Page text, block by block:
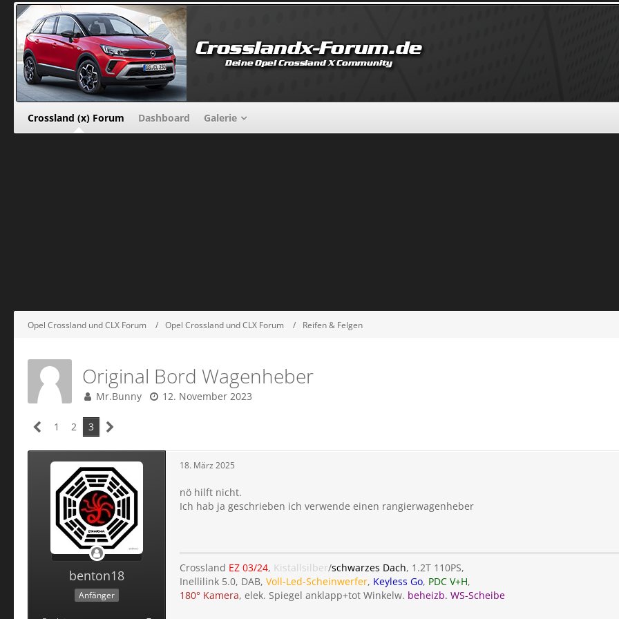
Crossland (x) Forum Dashboard Galerie
Opel Crossland und CLX Forum Opel Crossland und CLX Forum Reifen & Felgen
Original Bord Wagenheber
Mr.Bunny 12. November 2023
1 2 3
benton18
Anfänger
18. März 2025
nö hilft nicht.
Ich hab ja geschrieben ich verwende einen rangierwagenheber
Crossland EZ 03/24, Kistallsilber/schwarzes Dach, 1.2T 110PS,
Inellilink 5.0, DAB, Voll-Led-Scheinwerfer, Keyless Go, PDC V+H,
180° Kamera, elek. Spiegel anklapp+tot Winkelw. beheizb. WS-Scheibe